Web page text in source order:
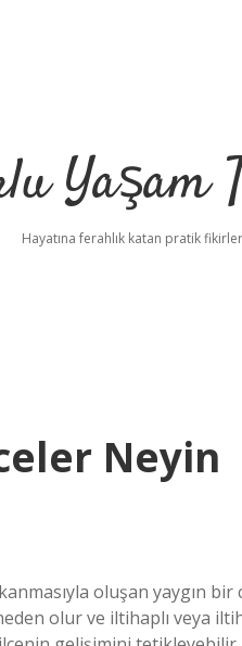
Yaşam
Hayatına ferahlık katan pratik
Neyin
oluşan yaygın
olur ve iltihaplı veya